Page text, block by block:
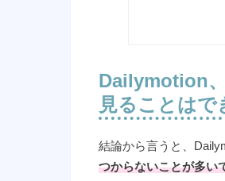
Dailymotion
見ることはで
結論から言うと、
つからないことが多い